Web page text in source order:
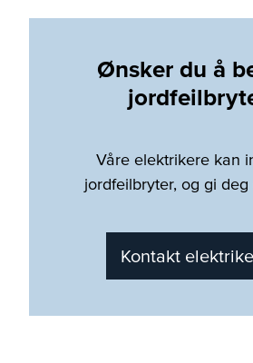
Ønsker du å
Våre elektrikere kan
jordfeilbryter, og gi deg
Kontakt